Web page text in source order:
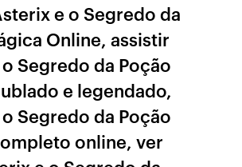
e o Segredo da
Online, assistir
Segredo da Poção
e legendado,
Segredo da Poção
online, ver